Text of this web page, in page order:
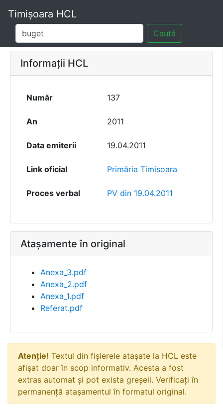
Timișoara HCL
Caută
Informații HCL
Număr 137
An 2011
Data emiterii 19.04.2011
Link oficial Primăria Timisoara
Proces verbal PV din 19.04.2011
Atașamente în original
Anexa_3.pdf
Anexa_2.pdf
Anexa_1.pdf
Referat.pdf
Atenție! Textul din fișierele atașate la HCL este
afișat doar în scop informativ. Acesta a fost
extras automat și pot exista greșeli. Verificați în
permanență atașamentul în formatul original.